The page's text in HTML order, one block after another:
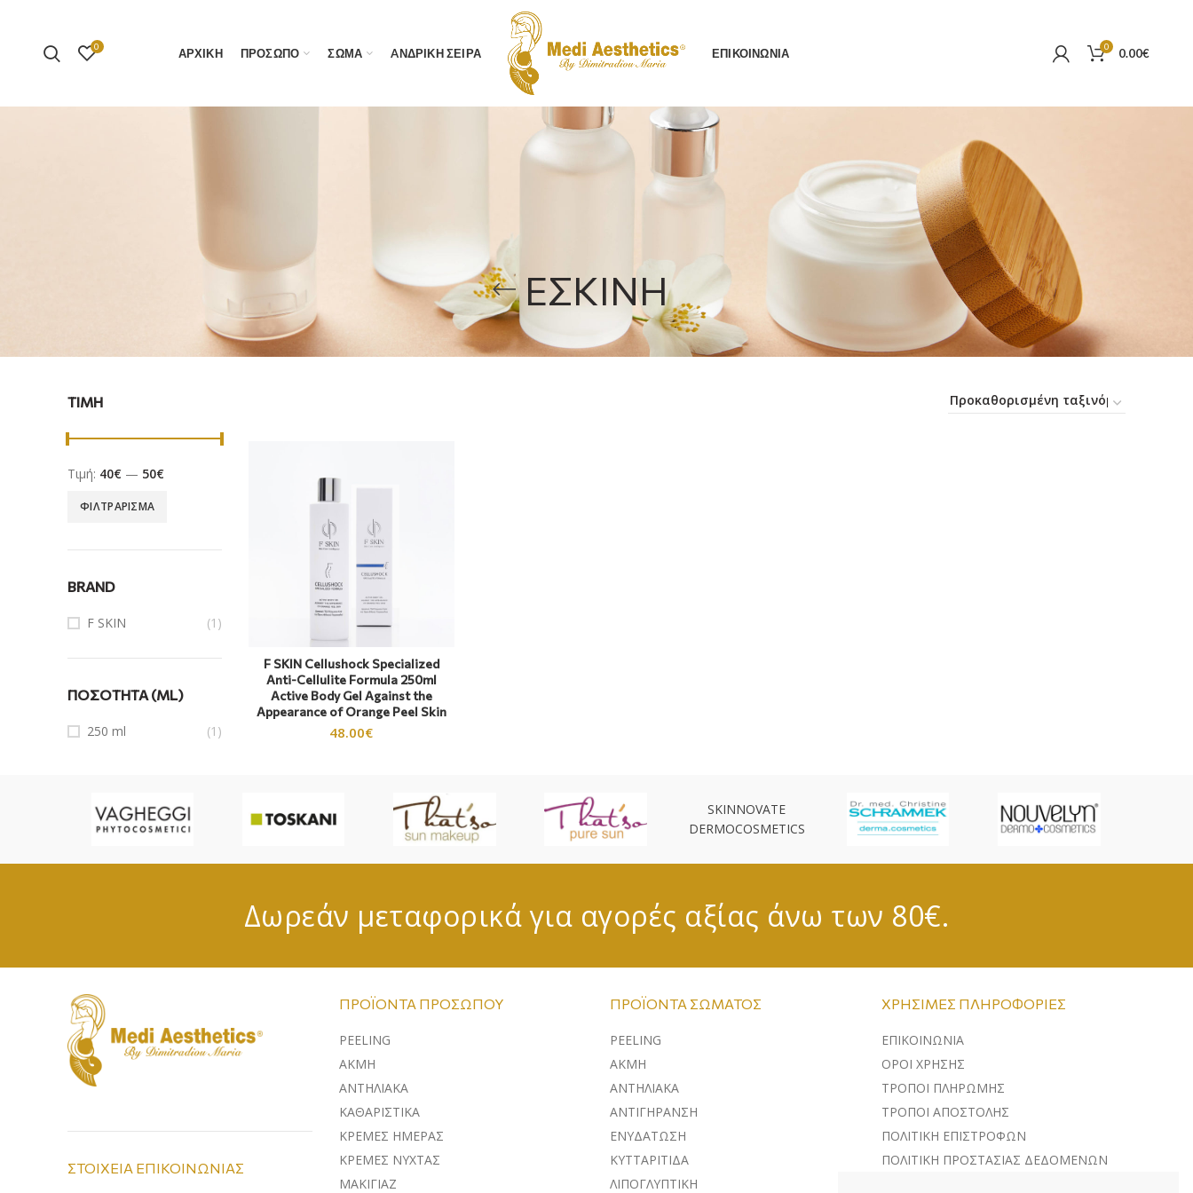
0 ΑΡΧΙΚΗ ΠΡΟΣΩΠΟ ΣΩΜΑ AΝΔΡΙΚΗ ΣΕΙΡΑ ΕΠΙΚΟΙΝΩΝΙΑ 0 0.00€
ΕΣΚΙΝΗ
ΤΙΜΗ
ΦΙΛΤΡΆΡΙΣΜΑ
Τιμή: 40€ — 50€
BRAND
F SKIN (1)
ΠΟΣΌΤΗΤΑ (ML)
250 ml (1)
F SKIN Cellushock Specialized
Anti-Cellulite Formula 250ml
Active Body Gel Against the
Appearance of Orange Peel Skin
48.00€
SKINNOVATE
DERMOCOSMETICS
Δωρεάν μεταφορικά για αγορές αξίας άνω των 80€.
ΣΤΟΙΧΕΙΑ ΕΠΙΚΟΙΝΩΝΙΑΣ
ΠΡΟΪΌΝΤΑ ΠΡΟΣΏΠΟΥ
PEELING
ΑΚΜΗ
ΑΝΤΗΛΙΑΚA
ΚΑΘΑΡΙΣΤΙΚΑ
ΚΡΕΜΕΣ ΗΜΕΡΑΣ
ΚΡΕΜΕΣ ΝΥΧΤΑΣ
ΜΑΚΙΓΙΑΖ
ΠΡΟΪΌΝΤΑ ΣΏΜΑΤΟΣ
PEELING
ΑΚΜΗ
ΑΝΤΗΛΙΑΚΑ
ΑΝΤΙΓΗΡΑΝΣΗ
ΕΝΥΔΑΤΩΣΗ
ΚΥΤΤΑΡΙΤΙΔΑ
ΛΙΠΟΓΛΥΠΤΙΚΗ
ΧΡΉΣΙΜΕΣ ΠΛΗΡΟΦΟΡΊΕΣ
ΕΠΙΚΟΙΝΩΝΊΑ
ΌΡΟΙ ΧΡΉΣΗΣ
ΤΡΌΠΟΙ ΠΛΗΡΩΜΉΣ
ΤΡΌΠΟΙ ΑΠΟΣΤΟΛΉΣ
ΠΟΛΙΤΙΚΉ ΕΠΙΣΤΡΟΦΏΝ
ΠΟΛΙΤΙΚΉ ΠΡΟΣΤΑΣΊΑΣ ΔΕΔΟΜΈΝΩΝ